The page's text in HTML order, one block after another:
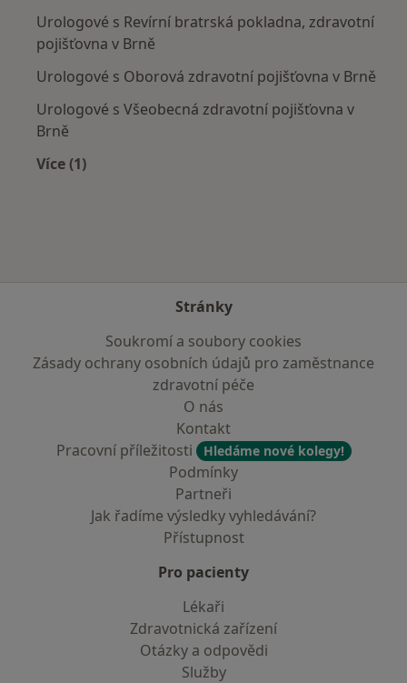
Urologové s Revírní bratrská pokladna, zdravotní
pojišťovna v Brně
Urologové s Oborová zdravotní pojišťovna v Brně
Urologové s Všeobecná zdravotní pojišťovna v
Brně
Více (1)
Stránky
Soukromí a soubory cookies
Zásady ochrany osobních údajů pro zaměstnance
zdravotní péče
O nás
Kontakt
Pracovní příležitosti
Hledáme nové kolegy!
Podmínky
Partneři
Jak řadíme výsledky vyhledávání?
Přístupnost
Pro pacienty
Lékaři
Zdravotnická zařízení
Otázky a odpovědi
Služby